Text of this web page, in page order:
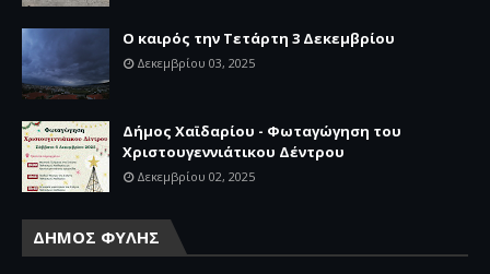
Ο καιρός την Τετάρτη 3 Δεκεμβρίου
Δεκεμβρίου 03, 2025
Δήμος Χαϊδαρίου - Φωταγώγηση του
Χριστουγεννιάτικου Δέντρου
Δεκεμβρίου 02, 2025
ΔΗΜΟΣ ΦΥΛΗΣ